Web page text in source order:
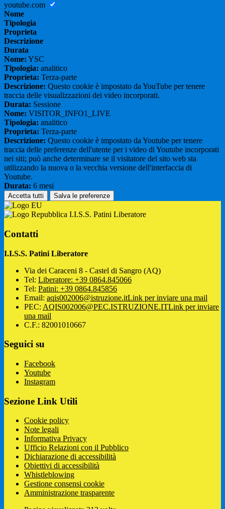
youtube.com
Nome
Tipologia
Proprieta
Descrizione
Durata
Nome: YSC
Tipologia: analitico
Proprieta: Terza-parte
Descrizione: Questo cookie è impostato da YouTube per tenere
traccia delle visualizzazioni dei video incorporati.
Durata: Sessione
Nome: VISITOR_INFO1_LIVE
Tipologia: analitico
Proprieta: Terza-parte
Descrizione: Questo cookie è impostato da Youtube per tenere
traccia delle preferenze dell'utente per i video di Youtube incorporati
nei siti; può anche determinare se il visitatore del sito web sta
utilizzando la nuova o la vecchia versione dell'interfaccia di
Youtube.
Durata: 6 mesi
Accetta tutti Salva le preferenze
I.I.S.S. Patini Liberatore
Contatti
I.I.S.S. Patini Liberatore
Via dei Caraceni 8 - Castel di Sangro (AQ)
Tel: Liberatore: +39 0864.845066
Tel: Patini: +39 0864.845856
Email: aqis002006@istruzione.itLink per inviare una mail
PEC: AQIS002006@PEC.ISTRUZIONE.ITLink per inviare
una mail
C.F.: 82001010667
Seguici su
Facebook
Youtube
Instagram
Sezione Link Utili
Cookie policy
Note legali
Informativa Privacy
Ufficio Relazioni con il Pubblico
Dichiarazione di accessibilità
Obiettivi di accessibilità
Whistleblowing
Gestione consensi cookie
Amministrazione trasparente